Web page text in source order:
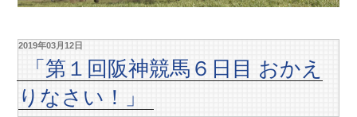
2019年03月12日
「第１回阪神競馬６日目 おかえ
りなさい！」